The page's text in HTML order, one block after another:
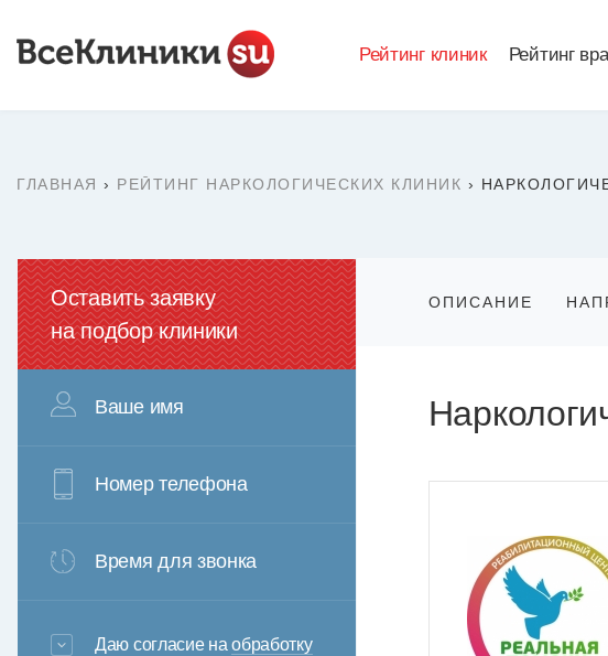
Рейтинг клиник Рейтинг
ГЛАВНАЯ › РЕЙТИНГ НАРКОЛОГИЧЕСКИХ КЛИНИК ›
ОПИСАНИЕ
Оставить заявку
на подбор клиники
Ваше имя
Номер телефона
Время для звонка
3+6=
Даю согласие наобработку